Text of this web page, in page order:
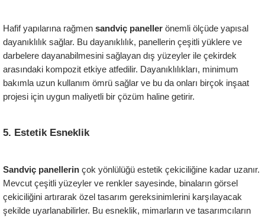
Hafif yapılarına rağmen sandviç paneller önemli ölçüde yapısal
dayanıklılık sağlar. Bu dayanıklılık, panellerin çeşitli yüklere ve
darbelere dayanabilmesini sağlayan dış yüzeyler ile çekirdek
arasındaki kompozit etkiye atfedilir. Dayanıklılıkları, minimum
bakımla uzun kullanım ömrü sağlar ve bu da onları birçok inşaat
projesi için uygun maliyetli bir çözüm haline getirir.
5. Estetik Esneklik
Sandviç panellerin çok yönlülüğü estetik çekiciliğine kadar uzanır.
Mevcut çeşitli yüzeyler ve renkler sayesinde, binaların görsel
çekiciliğini artırarak özel tasarım gereksinimlerini karşılayacak
şekilde uyarlanabilirler. Bu esneklik, mimarların ve tasarımcıların